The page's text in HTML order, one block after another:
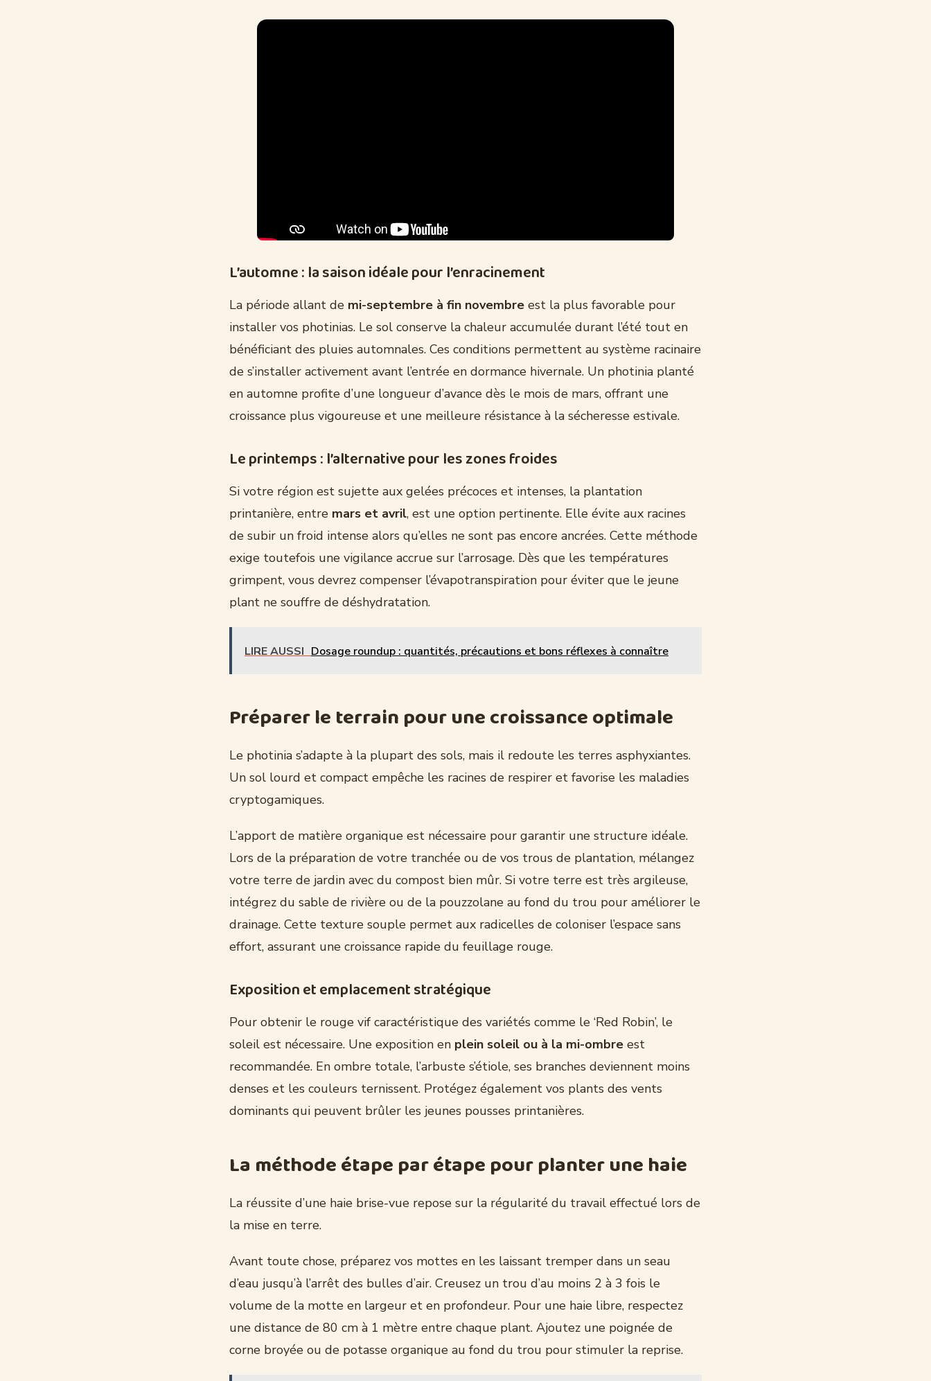
L’automne : la saison idéale pour l’enracinement
La période allant de mi-septembre à fin novembre est la plus favorable pour
installer vos photinias. Le sol conserve la chaleur accumulée durant l’été tout en
bénéficiant des pluies automnales. Ces conditions permettent au système racinaire
de s’installer activement avant l’entrée en dormance hivernale. Un photinia planté
en automne profite d’une longueur d’avance dès le mois de mars, offrant une
croissance plus vigoureuse et une meilleure résistance à la sécheresse estivale.
Le printemps : l’alternative pour les zones froides
Si votre région est sujette aux gelées précoces et intenses, la plantation
printanière, entre mars et avril, est une option pertinente. Elle évite aux racines
de subir un froid intense alors qu’elles ne sont pas encore ancrées. Cette méthode
exige toutefois une vigilance accrue sur l’arrosage. Dès que les températures
grimpent, vous devrez compenser l’évapotranspiration pour éviter que le jeune
plant ne souffre de déshydratation.
LIRE AUSSI Dosage roundup : quantités, précautions et bons réflexes à connaître
Préparer le terrain pour une croissance optimale
Le photinia s’adapte à la plupart des sols, mais il redoute les terres asphyxiantes.
Un sol lourd et compact empêche les racines de respirer et favorise les maladies
cryptogamiques.
L’apport de matière organique est nécessaire pour garantir une structure idéale.
Lors de la préparation de votre tranchée ou de vos trous de plantation, mélangez
votre terre de jardin avec du compost bien mûr. Si votre terre est très argileuse,
intégrez du sable de rivière ou de la pouzzolane au fond du trou pour améliorer le
drainage. Cette texture souple permet aux radicelles de coloniser l’espace sans
effort, assurant une croissance rapide du feuillage rouge.
Exposition et emplacement stratégique
Pour obtenir le rouge vif caractéristique des variétés comme le ‘Red Robin’, le
soleil est nécessaire. Une exposition en plein soleil ou à la mi-ombre est
recommandée. En ombre totale, l’arbuste s’étiole, ses branches deviennent moins
denses et les couleurs ternissent. Protégez également vos plants des vents
dominants qui peuvent brûler les jeunes pousses printanières.
La méthode étape par étape pour planter une haie
La réussite d’une haie brise-vue repose sur la régularité du travail effectué lors de
la mise en terre.
Avant toute chose, préparez vos mottes en les laissant tremper dans un seau
d’eau jusqu’à l’arrêt des bulles d’air. Creusez un trou d’au moins 2 à 3 fois le
volume de la motte en largeur et en profondeur. Pour une haie libre, respectez
une distance de 80 cm à 1 mètre entre chaque plant. Ajoutez une poignée de
corne broyée ou de potasse organique au fond du trou pour stimuler la reprise.